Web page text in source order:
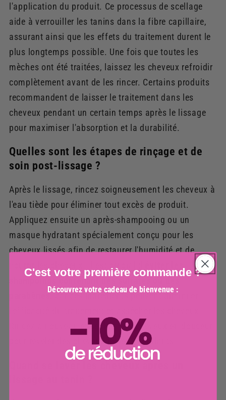
l'application du produit. Ce processus de scellage
aide à verrouiller les tanins dans la fibre capillaire,
assurant ainsi que les effets du traitement durent le
plus longtemps possible. Une fois que toutes les
mèches ont été traitées, laissez les cheveux refroidir
complètement avant de les rincer. Certains produits
recommandent de laisser le traitement dans les
cheveux pendant un certain temps après le lissage
pour maximiser l'absorption et la durabilité.
Quelles sont les étapes de rinçage et de
soin post-lissage ?
Après le lissage, rincez soigneusement les cheveux à
l'eau tiède pour éliminer tout excès de produit.
Appliquez ensuite un après-shampooing ou un
masque hydratant spécialement conçu pour les
cheveux lissés afin de restaurer l'humidité et de
nourrir les cheveux. Il est crucial d'
éviter les
shampoings contenant des sulfates ou des
parabènes, car ces ingrédients peuvent diminuer
Rincez à nouveau et séchez vos cheveux en douceur
pour révéler des cheveux lisses et brillants.
C'est votre première commande ?
Découvrez votre cadeau de bienvenue :